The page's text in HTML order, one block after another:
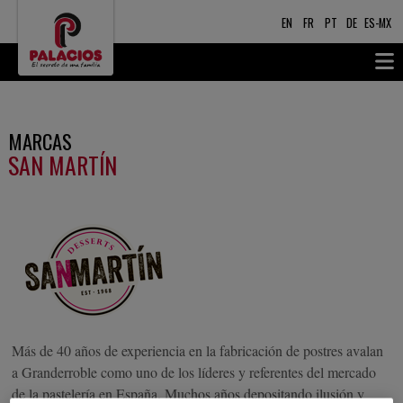
EN FR PT DE ES-MX
SAN MARTÍN
MARCAS
Más de 40 años de experiencia en la fabricación de postres avalan
a Granderroble como uno de los líderes y referentes del mercado
de la pastelería en España. Muchos años depositando ilusión y